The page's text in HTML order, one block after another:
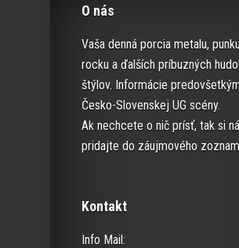
O nás
Vaša denná porcia metalu,
rocku a ďalších príbuzných
štýlov. Informácie
Česko-Slovenskej UG scény.
Ak nechcete o nič prísť, tak si
pridajte do záujmového
Kontakt
Info Mail: